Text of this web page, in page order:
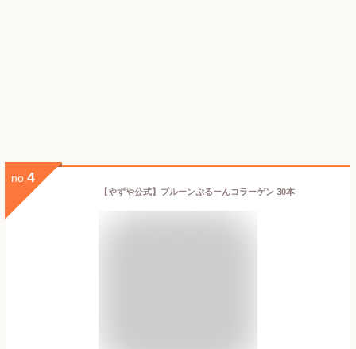
no. 4
【やずや公式】プルーンぷるーんコラーゲン 30本